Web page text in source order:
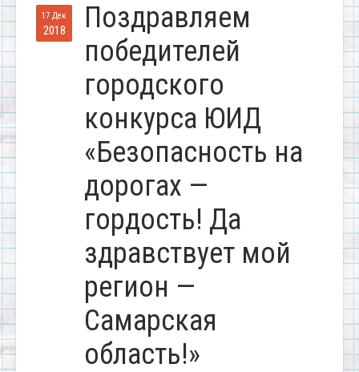
17 Дек
2018
Поздравляем
победителей
городского
конкурса ЮИД
«Безопасность на
дорогах —
гордость! Да
здравствует мой
регион —
Самарская
область!»